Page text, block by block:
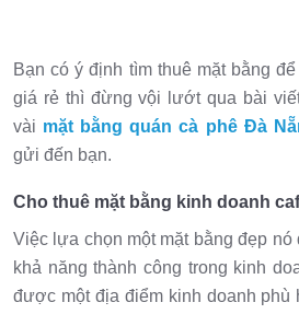
Bạn có ý định tìm thuê mặt bằng
giá rẻ thì đừng vội lướt qua bài
vài mặt bằng quán cà phê Đà
gửi đến bạn.
Cho thuê mặt bằng kinh doanh
Việc lựa chọn một mặt bằng đẹp nó
khả năng thành công trong kinh
được một địa điểm kinh doanh phù